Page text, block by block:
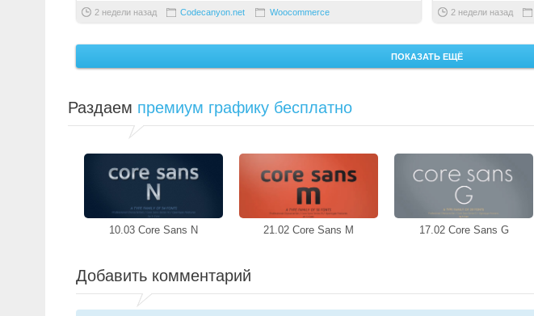
2 недели назад Codecanyon.net Woocommerce 2 недели назад
ПОКАЗАТЬ ЕЩЁ
Раздаем премиум графику бесплатно
10.03 Core Sans N 21.02 Core Sans M 17.02 Core Sans G
Добавить комментарий